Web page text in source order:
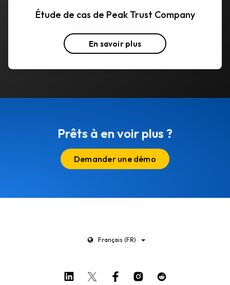
Étude de cas de Peak Trust Company
En savoir plus
Prêts à en voir plus ?
Demander une démo
Français (FR)